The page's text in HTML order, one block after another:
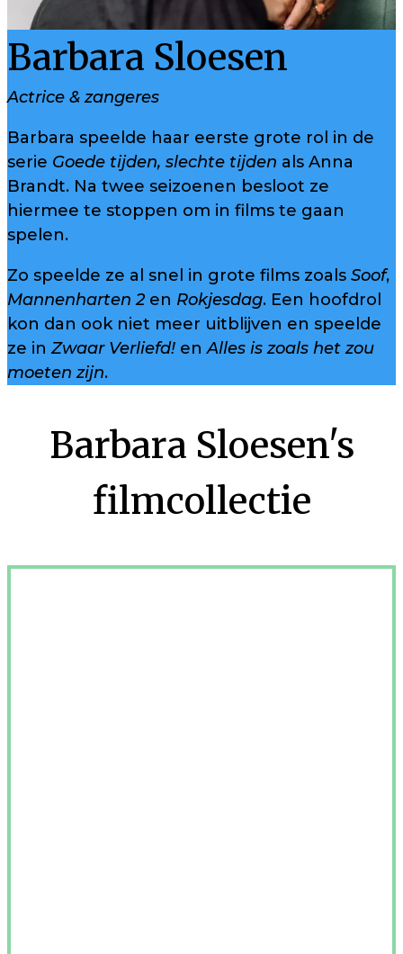
Barbara Sloesen
Actrice & zangeres
Barbara speelde haar eerste grote rol in de
serie Goede tijden, slechte tijden als Anna
Brandt. Na twee seizoenen besloot ze
hiermee te stoppen om in films te gaan
spelen.
Zo speelde ze al snel in grote films zoals Soof,
Mannenharten 2 en Rokjesdag. Een hoofdrol
kon dan ook niet meer uitblijven en speelde
ze inZwaar Verliefd! enAlles is zoals het zou
moeten zijn.
Barbara Sloesen's
filmcollectie